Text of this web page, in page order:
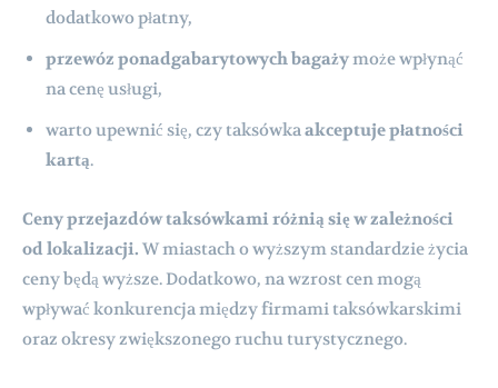
dodatkowo płatny,
przewóz ponadgabarytowych bagażymoże wpłynąć
na cenę usługi,
warto upewnić się, czy taksówkaakceptuje płatności
kartą.
Ceny przejazdów taksówkami różnią się w zależności
od lokalizacji. W miastach o wyższym standardzie życia
ceny będą wyższe. Dodatkowo, na wzrost cen mogą
wpływać konkurencja między firmami taksówkarskimi
oraz okresy zwiększonego ruchu turystycznego.